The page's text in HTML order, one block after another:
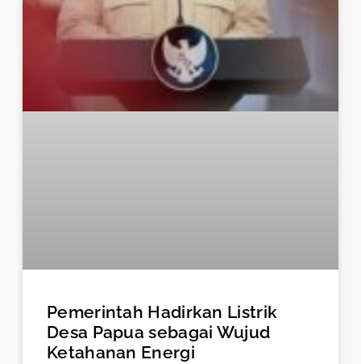
Pemerintah Hadirkan Listrik
Desa Papua sebagai Wujud
Ketahanan Energi